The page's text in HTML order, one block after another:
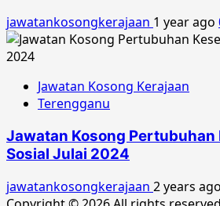
jawatankosongkerajaan 1 year ago
Jawatan Kosong Kerajaan
Terengganu
Jawatan Kosong Pertubuhan
Sosial Julai 2024
jawatankosongkerajaan 2 years ago